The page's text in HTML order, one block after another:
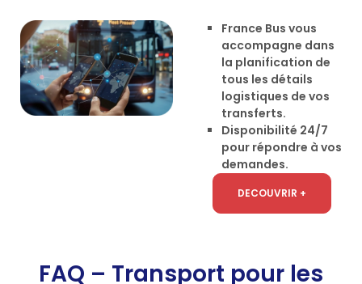
France Bus vous
accompagne dans
la planification de
tous les détails
logistiques de vos
transferts.
Disponibilité 24/7
pour répondre à vos
demandes.
DECOUVRIR +
FAQ – Transport pour les